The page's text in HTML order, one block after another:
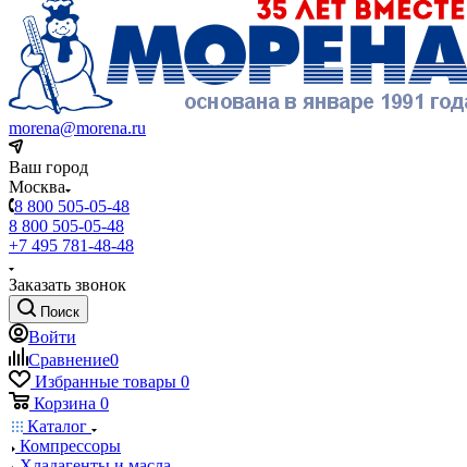
morena@morena.ru
Ваш город
Москва
8 800 505-05-48
8 800 505-05-48
+7 495 781-48-48
Заказать звонок
Поиск
Войти
Сравнение0
Избранные товары 0
Корзина 0
Каталог
Компрессоры